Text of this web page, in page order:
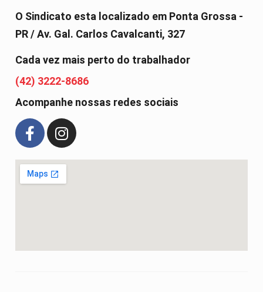
O Sindicato esta localizado em Ponta Grossa -
PR / Av. Gal. Carlos Cavalcanti, 327
Cada vez mais perto do trabalhador
(42) 3222-8686
Acompanhe nossas redes sociais